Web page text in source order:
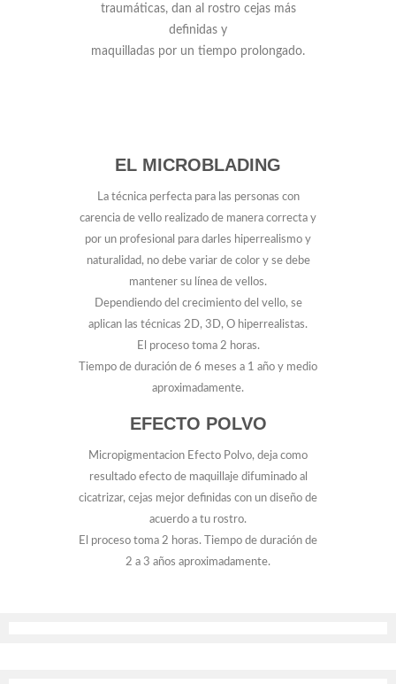
traumáticas, dan al rostro cejas más
definidas y
maquilladas por un tiempo prolongado.
EL MICROBLADING
La técnica perfecta para las personas con
carencia de vello realizado de manera correcta y
por un profesional para darles hiperrealismo y
naturalidad, no debe variar de color y se debe
mantener su línea de vellos.
Dependiendo del crecimiento del vello, se
aplican las técnicas 2D, 3D, O hiperrealistas.
El proceso toma 2 horas.
Tiempo de duración de 6 meses a 1 año y medio
aproximadamente.
EFECTO POLVO
Micropigmentacion Efecto Polvo, deja como
resultado efecto de maquillaje difuminado al
cicatrizar, cejas mejor definidas con un diseño de
acuerdo a tu rostro.
El proceso toma 2 horas. Tiempo de duración de
2 a 3 años aproximadamente.